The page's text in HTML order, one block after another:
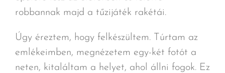
robbannak majd a tűzijáték rakétái.
Úgy éreztem, hogy felkészültem. Túrtam az
emlékeimben, megnézetem egy-két fotót a
neten, kitaláltam a helyet, ahol állni fogok. Ez